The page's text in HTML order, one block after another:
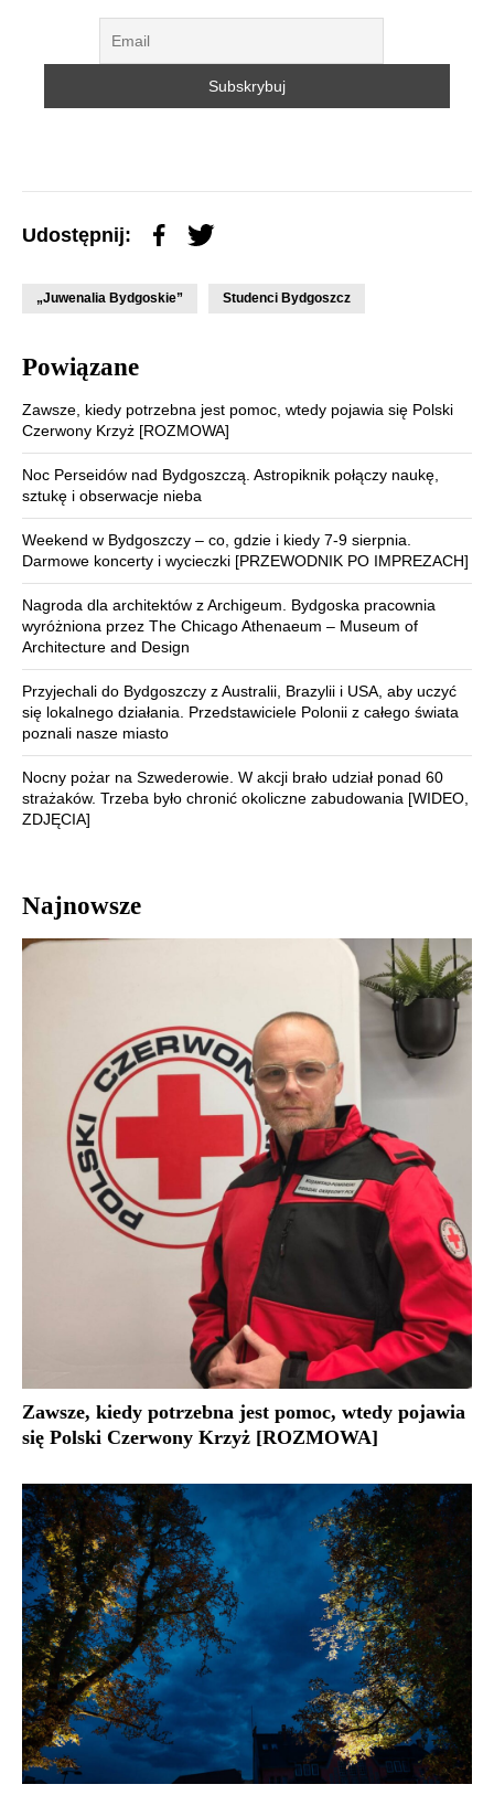
Udostępnij:
„Juwenalia Bydgoskie” Studenci Bydgoszcz
Powiązane
Zawsze, kiedy potrzebna jest pomoc, wtedy pojawia się Polski
Czerwony Krzyż [ROZMOWA]
Noc Perseidów nad Bydgoszczą. Astropiknik połączy naukę,
sztukę i obserwacje nieba
Weekend w Bydgoszczy – co, gdzie i kiedy 7-9 sierpnia.
Darmowe koncerty i wycieczki [PRZEWODNIK PO IMPREZACH]
Nagroda dla architektów z Archigeum. Bydgoska pracownia
wyróżniona przez The Chicago Athenaeum – Museum of
Architecture and Design
Przyjechali do Bydgoszczy z Australii, Brazylii i USA, aby uczyć
się lokalnego działania. Przedstawiciele Polonii z całego świata
poznali nasze miasto
Nocny pożar na Szwederowie. W akcji brało udział ponad 60
strażaków. Trzeba było chronić okoliczne zabudowania [WIDEO,
ZDJĘCIA]
Najnowsze
Zawsze, kiedy potrzebna jest pomoc, wtedy pojawia
się Polski Czerwony Krzyż [ROZMOWA]